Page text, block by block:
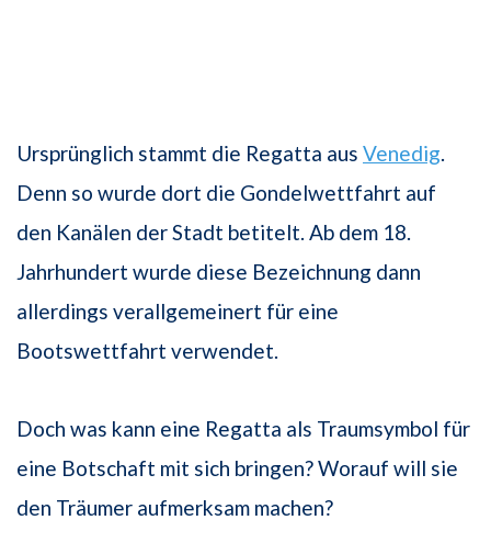
Ursprünglich stammt die Regatta aus Venedig
Denn so wurde dort die Gondelwettfahrt auf
den Kanälen der Stadt betitelt. Ab dem 18.
Jahrhundert wurde diese Bezeichnung dann
allerdings verallgemeinert für eine
Bootswettfahrt verwendet.
Doch was kann eine Regatta als Traumsymbol für
eine Botschaft mit sich bringen? Worauf will sie
den Träumer aufmerksam machen?